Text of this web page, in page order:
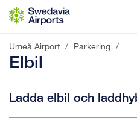
Gå till innehåll
Umeå Airport / Parkering /
Elbil
Ladda elbil och